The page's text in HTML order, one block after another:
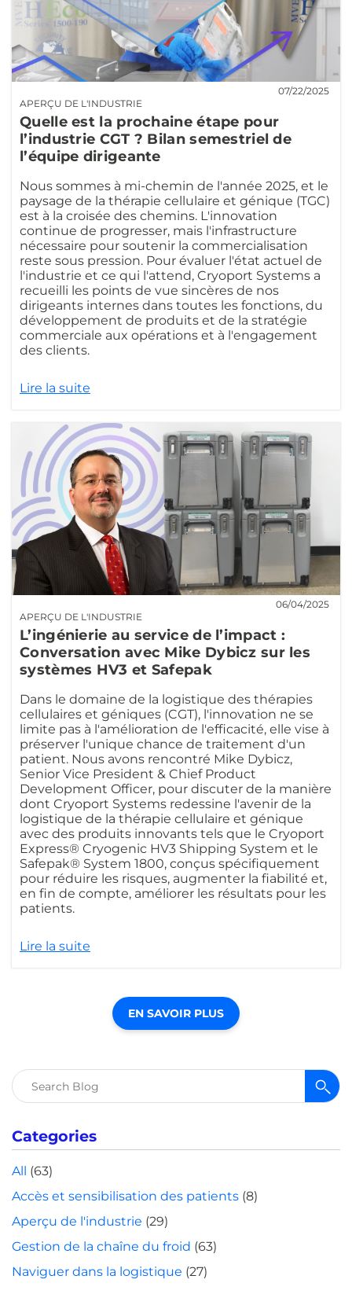
APERÇU DE L'INDUSTRIE
07/22/2025
Quelle est la prochaine étape pour
l’industrie CGT ? Bilan semestriel de
l’équipe dirigeante
Nous sommes à mi-chemin de l'année 2025, et le
paysage de la thérapie cellulaire et génique (TGC)
est à la croisée des chemins. L'innovation
continue de progresser, mais l'infrastructure
nécessaire pour soutenir la commercialisation
reste sous pression. Pour évaluer l'état actuel de
l'industrie et ce qui l'attend, Cryoport Systems a
recueilli les points de vue sincères de nos
dirigeants internes dans toutes les fonctions, du
développement de produits et de la stratégie
commerciale aux opérations et à l'engagement
des clients.
Lire la suite
APERÇU DE L'INDUSTRIE
06/04/2025
L’ingénierie au service de l’impact :
Conversation avec Mike Dybicz sur les
systèmes HV3 et Safepak
Dans le domaine de la logistique des thérapies
cellulaires et géniques (CGT), l'innovation ne se
limite pas à l'amélioration de l'efficacité, elle vise à
préserver l'unique chance de traitement d'un
patient. Nous avons rencontré Mike Dybicz,
Senior Vice President & Chief Product
Development Officer, pour discuter de la manière
dont Cryoport Systems redessine l'avenir de la
logistique de la thérapie cellulaire et génique
avec des produits innovants tels que le Cryoport
Express® Cryogenic HV3 Shipping System et le
Safepak® System 1800, conçus spécifiquement
pour réduire les risques, augmenter la fiabilité et,
en fin de compte, améliorer les résultats pour les
patients.
Lire la suite
EN SAVOIR PLUS
Rechercher :
Categories
All (63)
Accès et sensibilisation des patients (8)
Aperçu de l'industrie (29)
Gestion de la chaîne du froid (63)
Naviguer dans la logistique (27)